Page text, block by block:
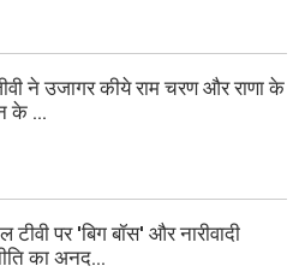
ने उजागर कीये राम चरण और राणा के
के ...
टीवी पर 'बिग बॉस' और नारीवादी
का अनद...